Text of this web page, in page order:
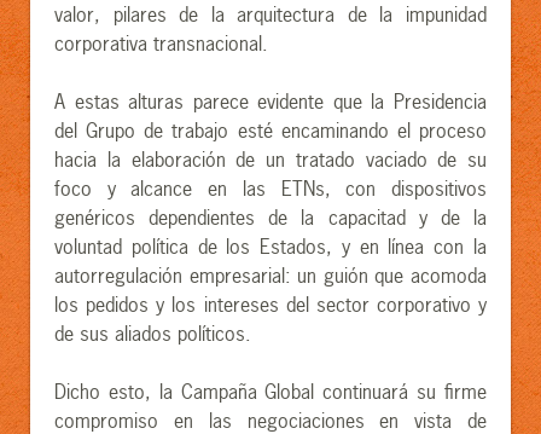
valor, pilares de la arquitectura de la impunidad
corporativa transnacional.
A estas alturas parece evidente que la Presidencia
del Grupo de trabajo esté encaminando el proceso
hacia la elaboración de un tratado vaciado de su
foco y alcance en las ETNs, con dispositivos
genéricos dependientes de la capacitad y de la
voluntad política de los Estados, y en línea con la
autorregulación empresarial: un guión que acomoda
los pedidos y los intereses del sector corporativo y
de sus aliados políticos.
Dicho esto, la Campaña Global continuará su firme
compromiso en las negociaciones en vista de